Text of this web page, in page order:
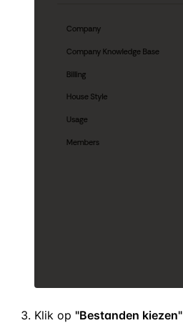
Klik op "Bestanden kiezen"